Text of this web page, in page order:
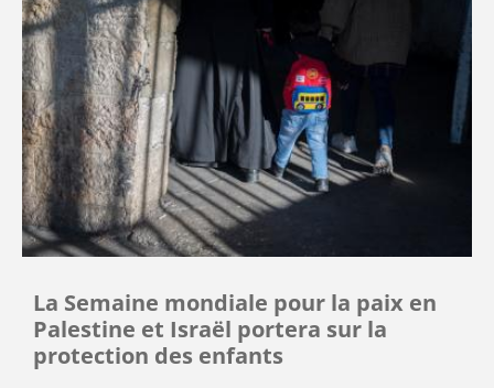
La Semaine mondiale pour la paix en
Palestine et Israël portera sur la
protection des enfants